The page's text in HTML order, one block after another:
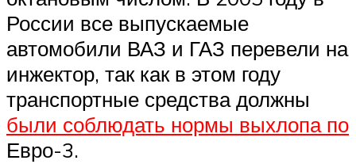
России все выпускаемые
автомобили ВАЗ и ГАЗ перевели на
инжектор, так как в этом году
транспортные средства должны
были соблюдать нормы выхлопа по
Евро-3.